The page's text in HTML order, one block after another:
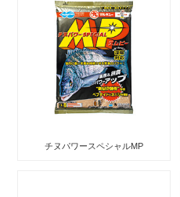
チヌパワースペシャルMP